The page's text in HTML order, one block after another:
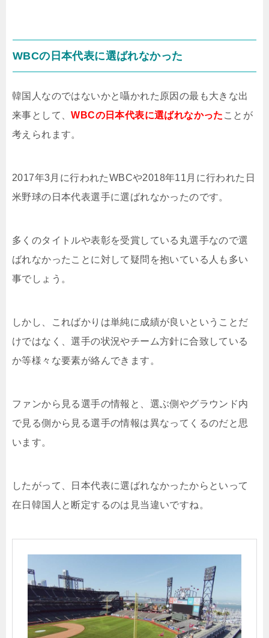
WBCの日本代表に選ばれなかった
韓国人なのではないかと囁かれた原因の最も大きな出
来事として、WBCの日本代表に選ばれなかった ことが
考えられます。
2017年3月に行われたWBCや2018年11月に行われた日
米野球の日本代表選手に選ばれなかったのです。
多くのタイトルや表彰を受賞している丸選手なので選
ばれなかったことに対して疑問を抱いている人も多い
事でしょう。
しかし、こればかりは単純に成績が良いということだ
けではなく、選手の状況やチーム方針に合致している
か等様々な要素が絡んできます。
ファンから見る選手の情報と、選ぶ側やグラウンド内
で見る側から見る選手の情報は異なってくるのだと思
います。
したがって、日本代表に選ばれなかったからといって
在日韓国人と断定するのは見当違いですね。